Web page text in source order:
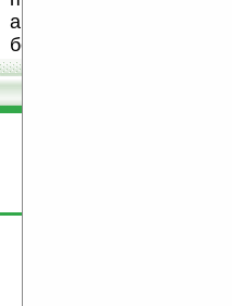
авторов,
бесплатные (freeware)